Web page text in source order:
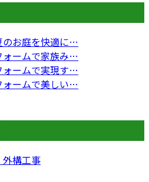
のお庭を快適に…
ォームで家族み…
ォームで実現す…
ォームで美しい…
構工事